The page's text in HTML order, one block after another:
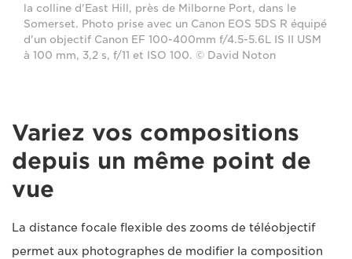
la colline d'East Hill, près de Milborne Port, dans le
Somerset. Photo prise avec un Canon EOS 5DS R équipé
d'un objectif Canon EF 100-400mm f/4.5-5.6L IS II USM
à 100 mm, 3,2 s, f/11 et ISO 100. © David Noton
Variez vos compositions
depuis un même point de
vue
La distance focale flexible des zooms de téléobjectif
permet aux photographes de modifier la composition